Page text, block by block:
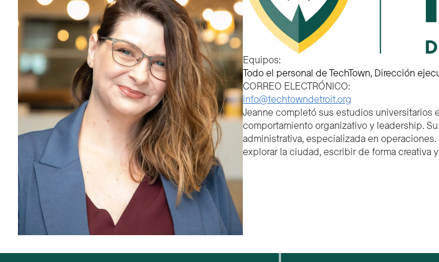
Equipos:
Todo el personal de TechTown Dirección
CORREO ELECTRÓNICO:
info@techtowndetroit.org
Jeanne completó sus estudios
comportamiento organizativo y leadership.
administrativa,especializada en
explorar la ciudad, escribir de forma creativa